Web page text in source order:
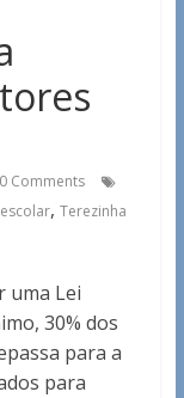
0 Comments
, Terezinha
uma Lei
30% dos
para a
para